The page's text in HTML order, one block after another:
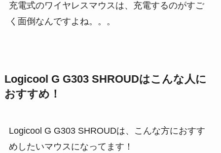
充電式のワイヤレスマウスは、充電するのがすご
く面倒なんですよね。。。
Logicool G G303 SHROUDはこんな人に
おすすめ！
Logicool G G303 SHROUDは、こんな方におすす
めしたいマウスになってます！